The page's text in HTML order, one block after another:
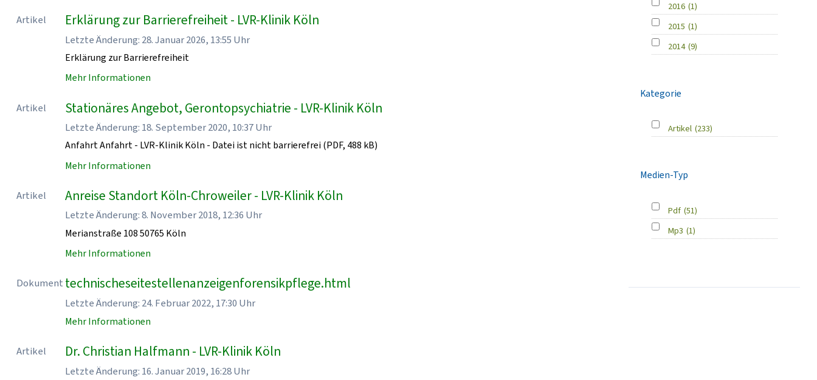
Artikel Erklärung zur Barrierefreiheit - LVR-Klinik Köln
Letzte Änderung: 28. Januar 2026, 13:55 Uhr
Erklärung zur Barrierefreiheit
Mehr Informationen
Artikel Stationäres Angebot, Gerontopsychiatrie - LVR-Klinik Köln
Letzte Änderung: 18. September 2020, 10:37 Uhr
Anfahrt Anfahrt - LVR-Klinik Köln - Datei ist nicht barrierefrei (PDF, 488 kB)
Mehr Informationen
Artikel Anreise Standort Köln-Chroweiler - LVR-Klinik Köln
Letzte Änderung: 8. November 2018, 12:36 Uhr
Merianstraße 108 50765 Köln
Mehr Informationen
Dokument technischeseitestellenanzeigenforensikpflege.html
Letzte Änderung: 24. Februar 2022, 17:30 Uhr
Mehr Informationen
Artikel Dr. Christian Halfmann - LVR-Klinik Köln
Letzte Änderung: 16. Januar 2019, 16:28 Uhr
2016 (1)
2015 (1)
2014 (9)
Kategorie
Artikel (233)
Medien-Typ
Pdf (51)
Mp3 (1)